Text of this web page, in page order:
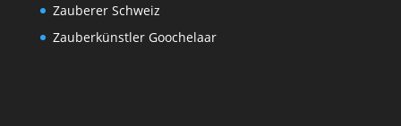
Zauberer Schweiz
Zauberkünstler Goochelaar